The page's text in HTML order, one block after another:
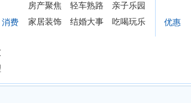
消费
房产聚焦 轻车熟路
亲子乐园
家居装饰
结婚大事 吃喝玩乐 优惠